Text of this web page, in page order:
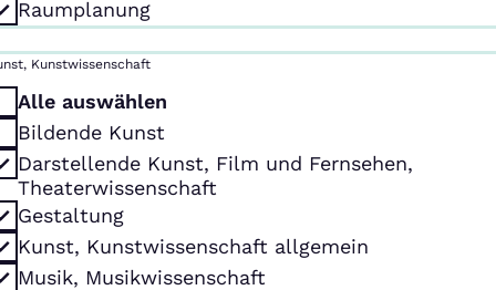
Raumplanung
Kunstwissenschaft
Alle auswählen
Bildende Kunst
Darstellende Kunst, Film und Fernsehen,
Theaterwissenschaft
Gestaltung
Kunst, Kunstwissenschaft allgemein
Musik, Musikwissenschaft